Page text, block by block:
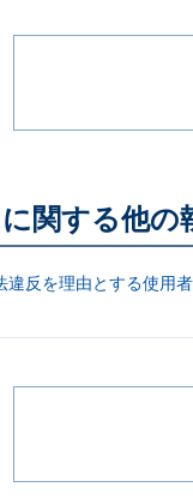
関する他の
違反を理由とする使